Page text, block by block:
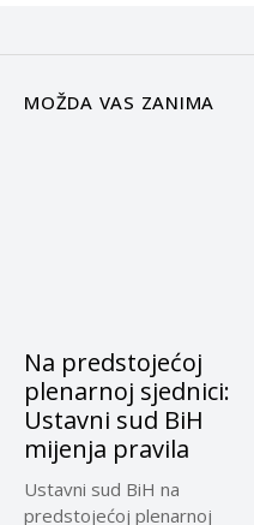
MOŽDA VAS ZANIMA
Na predstojećoj
plenarnoj sjednici:
Ustavni sud BiH
mijenja pravila
Ustavni sud BiH na
predstojećoj plenarnoj